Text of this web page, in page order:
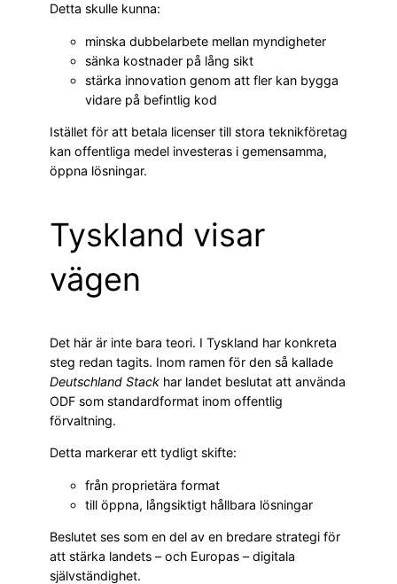
Detta skulle kunna:
minska dubbelarbete mellan myndigheter
sänka kostnader på lång sikt
stärka innovation genom att fler kan bygga
vidare på befintlig kod
Istället för att betala licenser till stora teknikföretag
kan offentliga medel investeras i gemensamma,
öppna lösningar.
Tyskland visar
vägen
Det här är inte bara teori. I Tyskland har konkreta
steg redan tagits. Inom ramen för den så kallade
Deutschland Stack har landet beslutat att använda
ODF som standardformat inom offentlig
förvaltning.
Detta markerar ett tydligt skifte:
från proprietära format
till öppna, långsiktigt hållbara lösningar
Beslutet ses som en del av en bredare strategi för
att stärka landets – och Europas – digitala
självständighet.